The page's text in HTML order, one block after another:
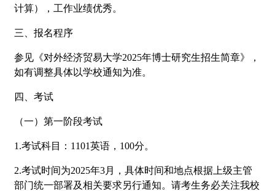
计算），工作业绩优秀。
三、报名程序
参见《对外经济贸易大学2025年博士研究生招生简章》，
如有调整具体以学校通知为准。
四、考试
（一）第一阶段考试
1.考试科目：1101英语，100分。
2.考试时间为2025年3月，具体时间和地点根据上级主管
部门统一部署及相关要求另行通知。请考生务必关注我校